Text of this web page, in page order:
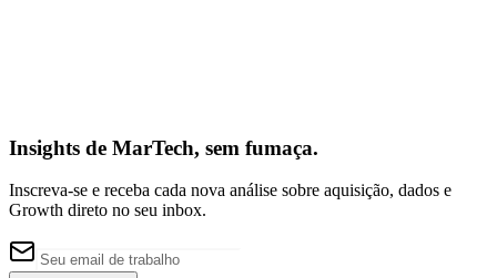
Insights de MarTech, sem fumaça.
Inscreva-se e receba cada nova análise sobre aquisição, dados e
Growth direto no seu inbox.